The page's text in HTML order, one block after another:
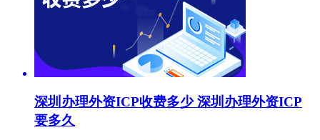
深圳办理外资ICP收费多少 深圳办理外资ICP
要多久